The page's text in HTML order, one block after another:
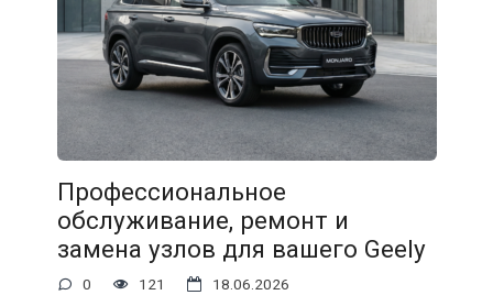
Профессиональное
обслуживание, ремонт и
замена узлов для вашего Geely
0 121 18.06.2026